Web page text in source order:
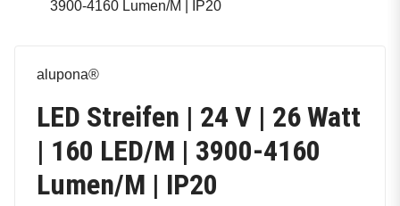
alupona®
LED Streifen | 24 V | 26 Watt
| 160 LED/M | 3900-4160
Lumen/M | IP20